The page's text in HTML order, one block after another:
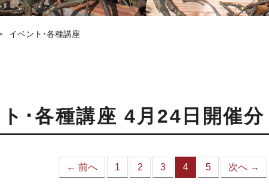
イベント･各種講座
･各種講座 4月24日開催分
← 前へ 1 2 3 4
（こ
5 次へ →